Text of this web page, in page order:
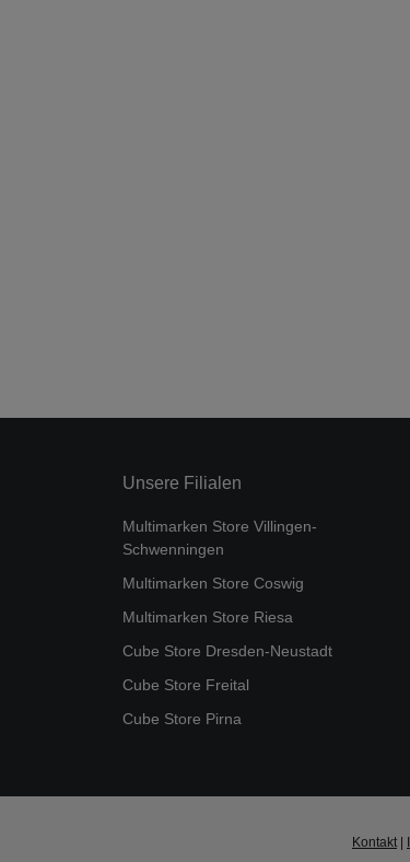
Unsere Filialen
Multimarken Store Villingen-
Schwenningen
Multimarken Store Coswig
Multimarken Store Riesa
Cube Store Dresden-Neustadt
Cube Store Freital
Cube Store Pirna
Kontakt